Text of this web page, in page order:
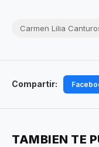
Carmen Lilia
Compartir:
TAMBIEN TE